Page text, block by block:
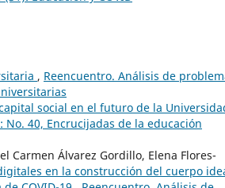
, Reencuentro. Análisis de
social en el futuro de la
40, Encrucijadas de la educación
Carmen Álvarez Gordillo, Elena Flores-
en la construcción del cuerpo